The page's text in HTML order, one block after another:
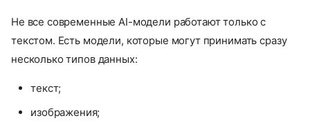
Не все современные AI-модели работают только с
текстом. Есть модели, которые могут принимать сразу
несколько типов данных:
текст;
изображения;